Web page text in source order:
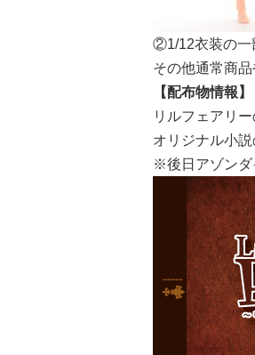
②1/12衣装の一
その他通常商
【配布物情報】
リルフェアリ
オリジナル小
※後日アゾンダ